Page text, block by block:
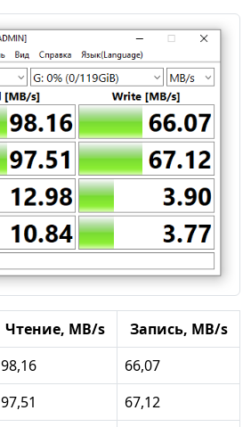
Чтение, MB/s
Запись, MB/s
98,16
66,07
97,51
67,12